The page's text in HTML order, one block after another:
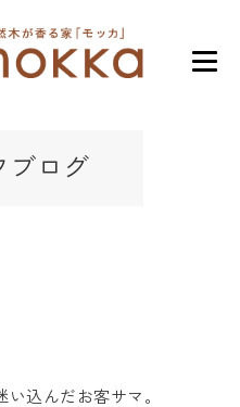
ブログ
込んだお客サマ。